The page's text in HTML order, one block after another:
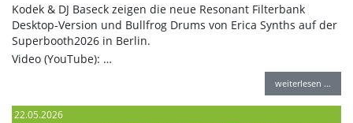
Kodek & DJ Baseck zeigen die neue Resonant Filterbank
Desktop-Version und Bullfrog Drums von Erica Synths auf der
Superbooth2026 in Berlin.
Video (YouTube): …
weiterlesen …
22.05.2026